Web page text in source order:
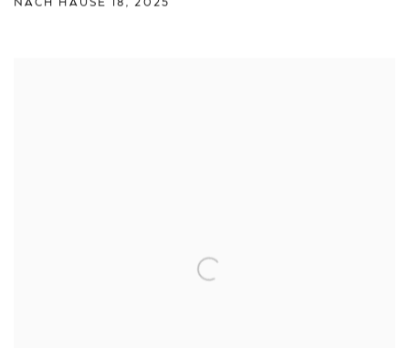
NACH HAUSE 18,2025